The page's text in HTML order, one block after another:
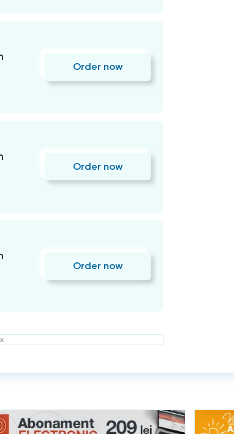
Order now
Order now
Order now